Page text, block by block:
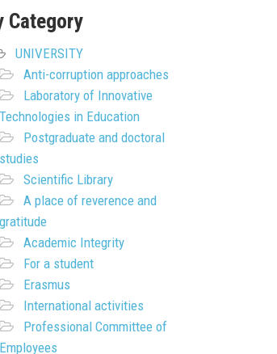
Category
UNIVERSITY
Anti-corruption approaches
Laboratory of Innovative
Technologies in Education
Postgraduate and doctoral
studies
Scientific Library
A place of reverence and
gratitude
Academic Integrity
For a student
Erasmus
International activities
Professional Committee of
Employees